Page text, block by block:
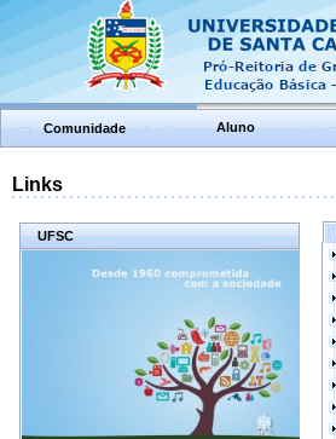
Comunidade Aluno
Links
UFSC